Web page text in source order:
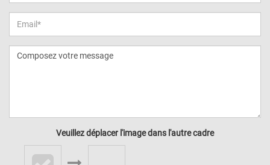
Veuillez déplacer l'image dans l'autre cadre